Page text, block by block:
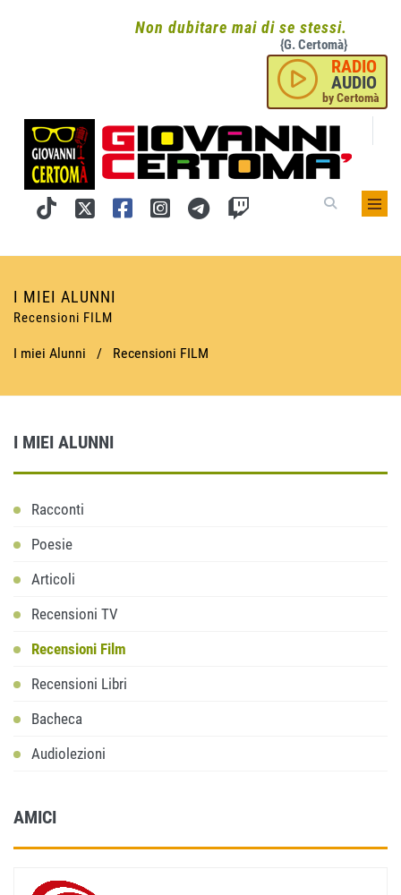
Non dubitare mai di se stessi.
{G. Certomà}
RADIO
AUDIO
by Certomà
I MIEI ALUNNI
Recensioni FILM
I miei Alunni / Recensioni FILM
I MIEI ALUNNI
Racconti
Poesie
Articoli
Recensioni TV
Recensioni Film
Recensioni Libri
Bacheca
Audiolezioni
AMICI